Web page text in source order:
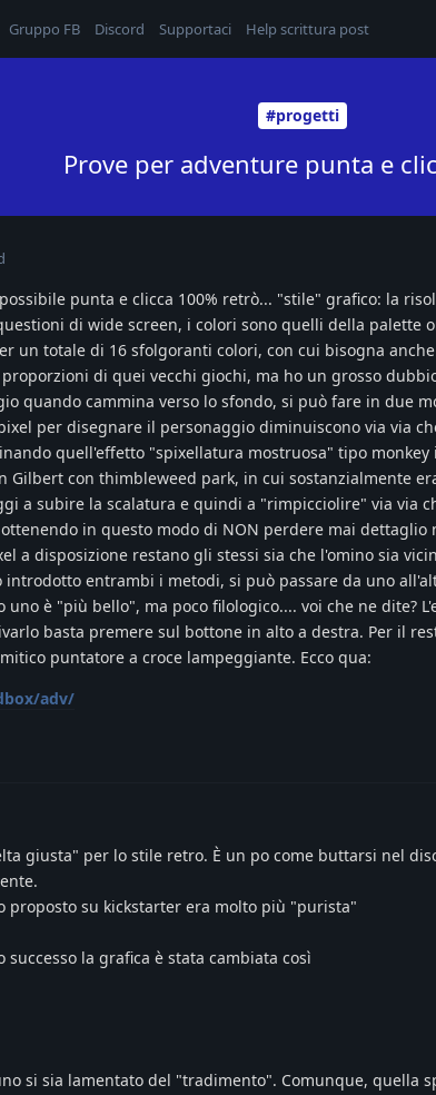
Gruppo FB Discord Supportaci Help scrittura post
#progetti
Prove per adventure punta e
punta e clicca 100% retrò... "stile" grafico: la
di wide screen, i colori sono quelli della palette
un totale di 16 sfolgoranti colori, con cui bisogna
di quei vecchi giochi, ma ho un grosso
quando cammina verso lo sfondo, si può fare in due
per disegnare il personaggio diminuiscono via via
quell'effetto "spixellatura mostruosa" tipo monkey
Gilbert con thimbleweed park, in cui sostanzialmente
a subire la scalatura e quindi a "rimpicciolire" via via
in questo modo di NON perdere mai
a disposizione restano gli stessi sia che l'omino sia
entrambi i metodi, si può passare da uno
uno è "più bello", ma poco filologico.... voi che ne dite?
basta premere sul bottone in alto a destra. Per il
puntatore a croce lampeggiante. Ecco qua:
adv/
giusta" per lo stile retro. È un po come buttarsi nel
proposto su kickstarter era molto più "purista"
successo la grafica è stata cambiata così
si sia lamentato del "tradimento". Comunque, quella